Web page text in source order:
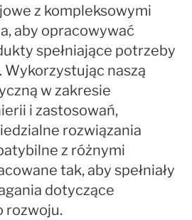
z kompleksowymi
aby opracowywać
spełniające potrzeby
Wykorzystując naszą
w zakresie
i zastosowań,
rozwiązania
z różnymi
tak, aby spełniały
dotyczące
rozwoju.